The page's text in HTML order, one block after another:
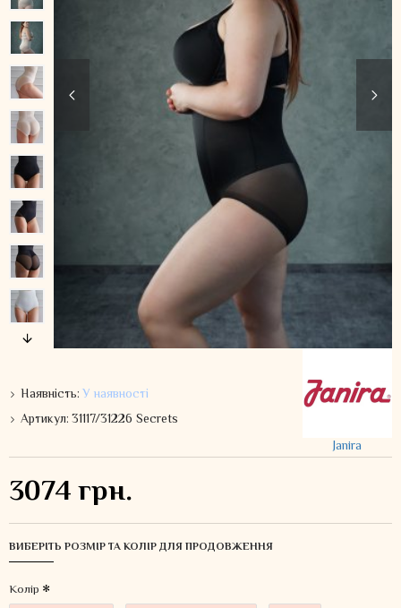
Наявність:У наявності
Артикул:31117/31226 Secrets
Janira
3074 грн.
ВИБЕРІТЬ РОЗМІР ТА КОЛІР ДЛЯ ПРОДОВЖЕННЯ
Колiр